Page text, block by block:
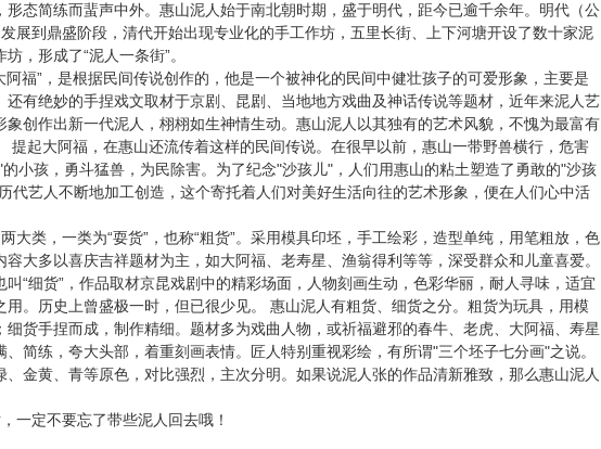
形态简练而蜚声中外。惠山泥人始于南北朝时期，盛于明代，距今已逾千余年。明代（公
展到鼎盛阶段，清代开始出现专业化的手工作坊，五里长街、上下河塘开设了数十家泥
，形成了“泥人一条街”。
阿福”，是根据民间传说创作的，他是一个被神化的民间中健壮孩子的可爱形象，主要是
还有绝妙的手捏戏文取材于京剧、昆剧、当地地方戏曲及神话传说等题材，近年来泥人艺
象创作出新一代泥人，栩栩如生神情生动。惠山泥人以其独有的艺术风貌，不愧为最富有
提起大阿福，在惠山还流传着这样的民间传说。在很早以前，惠山一带野兽横行，危害
小孩，勇斗猛兽，为民除害。为了纪念"沙孩儿"，人们用惠山的粘土塑造了勇敢的"沙孩
代艺人不断地加工创造，这个寄托着人们对美好生活向往的艺术形象，便在人们心中活
大类，一类为“耍货”，也称“粗货”。采用模具印坯，手工绘彩，造型单纯，用笔粗放，色
大多以喜庆吉祥题材为主，如大阿福、老寿星、渔翁得利等等，深受群众和儿童喜爱。
叫“细货”，作品取材京昆戏剧中的精彩场面，人物刻画生动，色彩华丽，耐人寻味，适宜
用。历史上曾盛极一时，但已很少见。 惠山泥人有粗货、细货之分。粗货为玩具，用模
细货手捏而成，制作精细。题材多为戏曲人物，或祈福避邪的春牛、老虎、大阿福、寿星
简练，夸大头部，着重刻画表情。匠人特别重视彩绘，有所谓"三个坯子七分画"之说。
、金黄、青等原色，对比强烈，主次分明。如果说泥人张的作品清新雅致，那么惠山泥人
一定不要忘了带些泥人回去哦！